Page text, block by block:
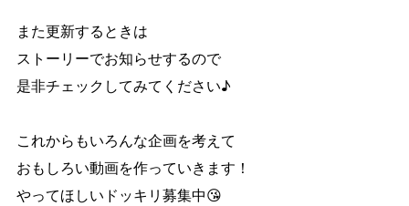
また更新するときは
ストーリーでお知らせするので
是非チェックしてみてください♪
これからもいろんな企画を考えて
おもしろい動画を作っていきます！
やってほしいドッキリ募集中😘